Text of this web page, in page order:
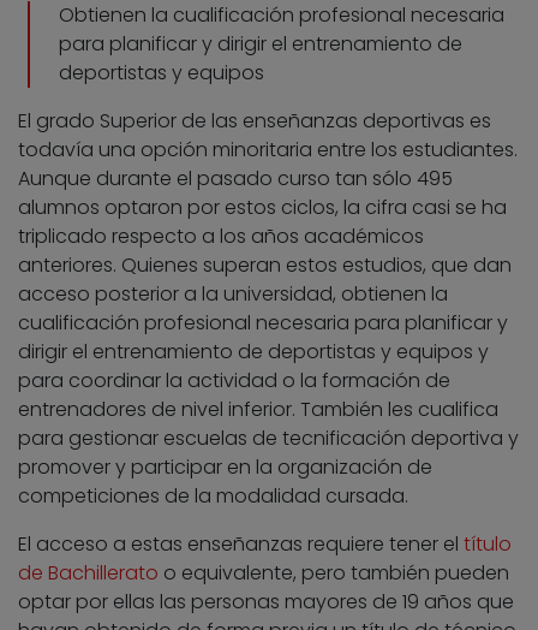
Obtienen la cualificación profesional necesaria
para planificar y dirigir el entrenamiento de
deportistas y equipos
El grado Superior de las enseñanzas deportivas es
todavía una opción minoritaria entre los estudiantes.
Aunque durante el pasado curso tan sólo 495
alumnos optaron por estos ciclos, la cifra casi se ha
triplicado respecto a los años académicos
anteriores. Quienes superan estos estudios, que dan
acceso posterior a la universidad, obtienen la
cualificación profesional necesaria para planificar y
dirigir el entrenamiento de deportistas y equipos y
para coordinar la actividad o la formación de
entrenadores de nivel inferior. También les cualifica
para gestionar escuelas de tecnificación deportiva y
promover y participar en la organización de
competiciones de la modalidad cursada.
El acceso a estas enseñanzas requiere tener el título
de Bachillerato o equivalente, pero también pueden
optar por ellas las personas mayores de 19 años que